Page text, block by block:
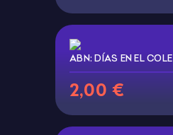
ABN: DÍAS EN EL COLE
2,00 €